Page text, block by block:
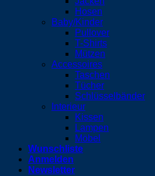
Hosen
Baby/Kinder
Pullover
T-Shirts
Mützen
Accessoires
Taschen
Tücher
Schlüsselbänder
Interieur
Kissen
Lampen
Möbel
Wunschliste
Anmelden
Newsletter